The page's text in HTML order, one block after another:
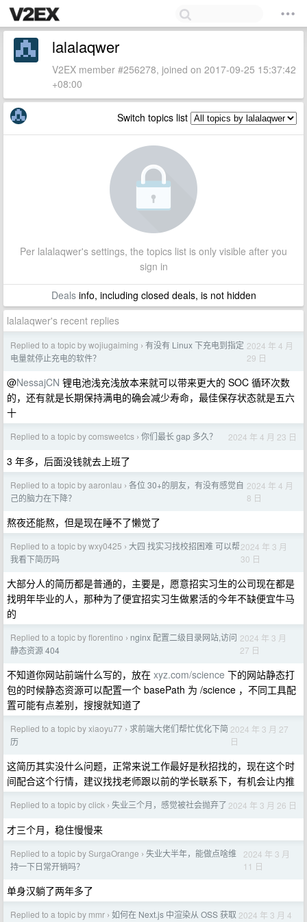
lalalaqwer
V2EX member #256278, joined on 2017-09-25 15:37:42
+08:00
Switch topics list
Per lalalaqwer's settings, the topics list is only visible after you
sign in
Dealsinfo, including closed deals, is not hidden
lalalaqwer's recent replies
Replied to a topic by wojiugaiming › 有没有 Linux 下充电到指定
电量就停止充电的软件？
2024 年 4 月
29 日
@NessajCN 锂电池浅充浅放本来就可以带来更大的 SOC 循环次数
的，还有就是长期保持满电的确会减少寿命，最佳保存状态就是五六
十
Replied to a topic by comsweetcs › 你们最长 gap 多久？ 2024 年 4 月 23 日
3 年多，后面没钱就去上班了
Replied to a topic by aaronlau › 各位 30+的朋友，有没有感觉自
己的脑力在下降？
2024 年 4 月
8 日
熬夜还能熬，但是现在睡不了懒觉了
Replied to a topic by wxy0425 › 大四 找实习找校招困难 可以帮
我看下简历吗
2024 年 3 月
30 日
大部分人的简历都是普通的，主要是，愿意招实习生的公司现在都是
找明年毕业的人，那种为了便宜招实习生做累活的今年不缺便宜牛马
的
Replied to a topic by florentino › nginx 配置二级目录网站,访问
静态资源 404
2024 年 3 月
27 日
不知道你网站前端什么写的，放在 xyz.com/science 下的网站静态打
包的时候静态资源可以配置一个 basePath 为 /science ，不同工具配
置可能有点差别，搜搜就知道了
Replied to a topic by xiaoyu77 › 求前端大佬们帮忙优化下简
历
2024 年 3 月 27
日
这简历其实没什么问题，正常来说工作最好是秋招找的，现在这个时
间配合这个行情，建议找找老师跟以前的学长联系下，有机会让内推
Replied to a topic by click › 失业三个月，感觉被社会抛弃了 2024 年 3 月 26 日
才三个月，稳住慢慢来
Replied to a topic by SurgaOrange › 失业大半年，能做点啥维
持一下日常开销吗？
2024 年 3 月
11 日
单身汉躺了两年多了
Replied to a topic by mmr › 如何在 Next.js 中渲染从 OSS 获取 2024 年 3 月 4